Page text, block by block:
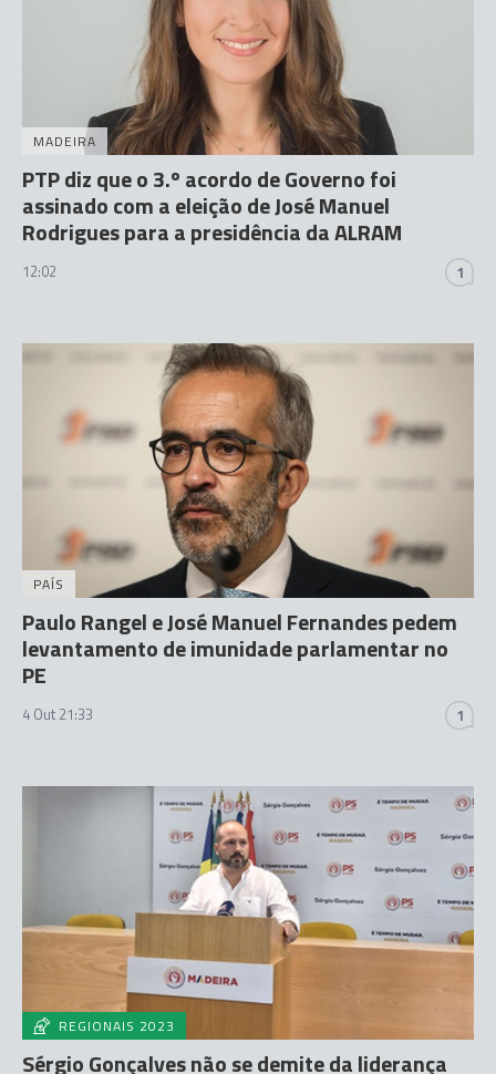
MADEIRA
PTP diz que o 3.º acordo de Governo foi
assinado com a eleição de José Manuel
Rodrigues para a presidência da ALRAM
12:02 1
PAÍS
Paulo Rangel e José Manuel Fernandes pedem
levantamento de imunidade parlamentar no
PE
4 Out 21:33 1
REGIONAIS 2023
Sérgio Gonçalves não se demite da liderança